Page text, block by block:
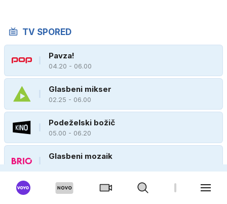
TV SPORED
Pavza!
04.20 - 06.00
Glasbeni mikser
02.25 - 06.00
Podeželski božič
05.00 - 06.20
Glasbeni mozaik
Kally's Mashup - Pot do zvezde